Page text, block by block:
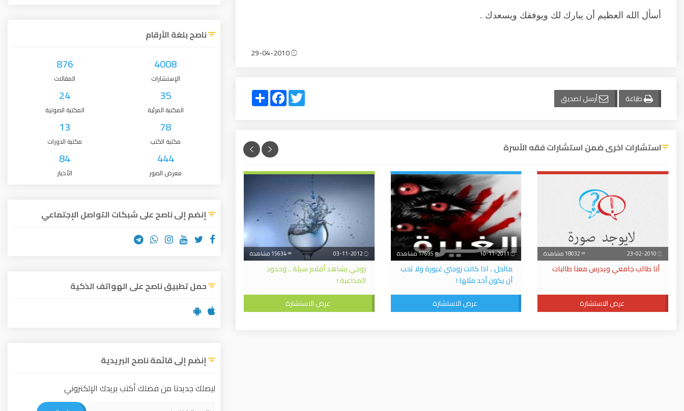
أسأل الله العظيم أن يبارك لك ويوفقك ويسعدك .
طباعة أرسل لصديق Share
FacebookTwitter
استشارات اخرى ضمن استشارات فقه الأسرة
18032 مشاهدة
أنا طالب جامعي ويدرس معنا طالبات
عرض الاستشارة
10-11-2011
مالحل .. اذا كانت زوجتي غيورة ولا تحب
أن يكون أحد مثلها !
عرض الاستشارة
15634 مشاهدة
زوجي يشاهد أفلام سيئة .. وحدود
المداعبة !
عرض الاستشارة
ناصح بلغة الأرقام
4008
الإستشارات
876
المقالات
35
المكتبة المرئية
24
المكتبة الصوتية
78
مكتبة الكتب
13
مكتبة الدورات
444
معرض الصور
84
الأخبار
إنضم إلى ناصح على شبكات التواصل الإجتماعي
حمل تطبيق ناصح على الهواتف الذكية
إنضم إلى قائمة ناصح البريدية
ليصلك جديدنا من فضلك أكتب بريدك الإلكتروني